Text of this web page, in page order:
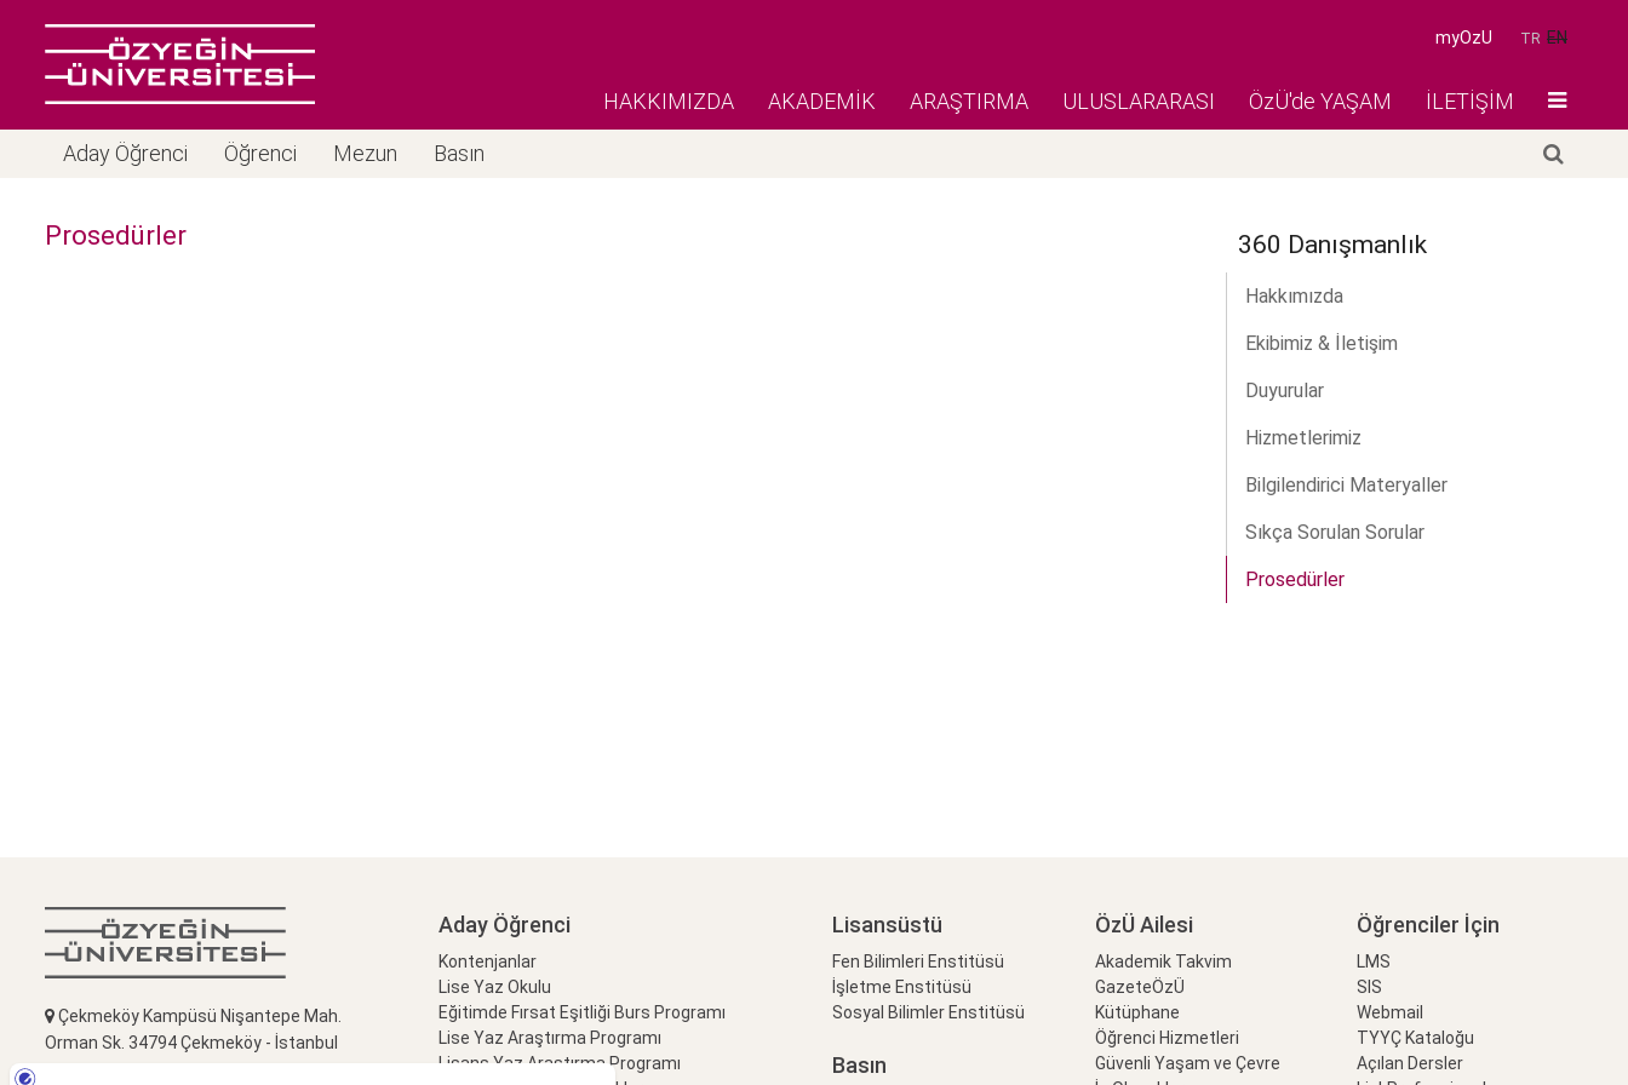
TR EN
myOzU
HAKKIMIZDA AKADEMİK ARAŞTIRMA ULUSLARARASI ÖzÜ'de YAŞAM İLETİŞİM
Aday Öğrenci Öğrenci Mezun Basın
Prosedürler 360 Danışmanlık
Hakkımızda
Ekibimiz & İletişim
Duyurular
Hizmetlerimiz
Bilgilendirici Materyaller
Sıkça Sorulan Sorular
Prosedürler
Çekmeköy Kampüsü Nişantepe Mah.
Orman Sk. 34794 Çekmeköy - İstanbul
Aday Öğrenci
Kontenjanlar
Lise Yaz Okulu
Eğitimde Fırsat Eşitliği Burs Programı
Lise Yaz Araştırma Programı
Lisans Yaz Araştırma Programı
Lisansüstü
Fen Bilimleri Enstitüsü
İşletme Enstitüsü
Sosyal Bilimler Enstitüsü
Basın
ÖzÜ Ailesi
Akademik Takvim
GazeteÖzÜ
Kütüphane
Öğrenci Hizmetleri
Güvenli Yaşam ve Çevre
Öğrenciler İçin
LMS
SIS
Webmail
TYYÇ Kataloğu
Açılan Dersler